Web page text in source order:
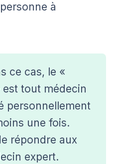
à
ce cas, le «
tout médecin
personnellement
une fois.
répondre aux
expert.